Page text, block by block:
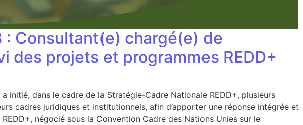
: Consultant(e) chargé(e) de
des projets et programmes REDD+
initié, dans le cadre de la Stratégie-Cadre Nationale REDD+, plusieurs
cadres juridiques et institutionnels, afin d’apporter une réponse intégrée et
négocié sous la Convention Cadre des Nations Unies sur le